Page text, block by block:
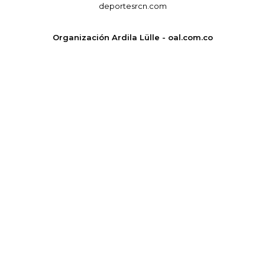
deportesrcn.com
Organización Ardila Lülle - oal.com.co